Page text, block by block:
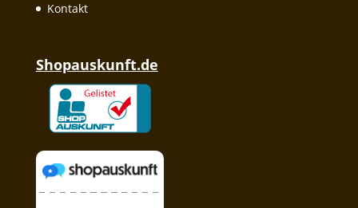
Kontakt
Shopauskunft.de